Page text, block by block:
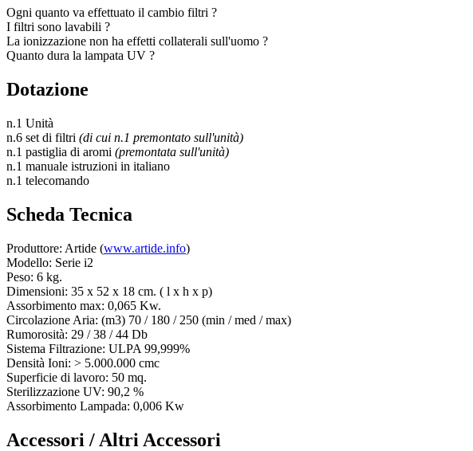
Ogni quanto va effettuato il cambio filtri ?
I filtri sono lavabili ?
La ionizzazione non ha effetti collaterali sull'uomo ?
Quanto dura la lampata UV ?
Dotazione
n.1 Unità
n.6 set di filtri (di cui n.1 premontato sull'unità)
n.1 pastiglia di aromi (premontata sull'unità)
n.1 manuale istruzioni in italiano
n.1 telecomando
Scheda Tecnica
Produttore: Artide (www.artide.info)
Modello: Serie i2
Peso: 6 kg.
Dimensioni: 35 x 52 x 18 cm. ( l x h x p)
Assorbimento max: 0,065 Kw.
Circolazione Aria: (m3) 70 / 180 / 250 (min / med / max)
Rumorosità: 29 / 38 / 44 Db
Sistema Filtrazione: ULPA 99,999%
Densità Ioni: > 5.000.000 cmc
Superficie di lavoro: 50 mq.
Sterilizzazione UV: 90,2 %
Assorbimento Lampada: 0,006 Kw
Accessori / Altri Accessori